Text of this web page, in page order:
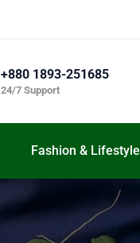
+880 1893-251685
24/7 Support
Fashion & Lifestyle